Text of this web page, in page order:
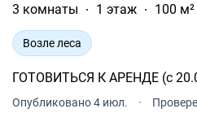
3 комнаты
1 этаж 100 м²
Возле леса
ГОТОВИТЬСЯ К АРЕНДЕ (с
Опубликовано 4 июл. ·